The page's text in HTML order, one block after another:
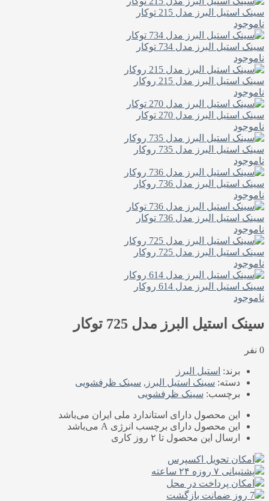
سینک استیل البرز مدل 215 توکار
ناموجود
سینک استیل البرز مدل 734 توکار
ناموجود
سینک استیل البرز مدل 215 روکار
ناموجود
سینک استیل البرز مدل 270 توکار
ناموجود
سینک استیل البرز مدل 735 روکار
ناموجود
سینک استیل البرز مدل 736 روکار
ناموجود
سینک استیل البرز مدل 736 توکار
ناموجود
سینک استیل البرز مدل 725 روکار
ناموجود
سینک استیل البرز مدل 614 روکار
ناموجود
سینک استیل البرز مدل 725 توکار
0 نفر
برند: استیل البرز
دسته: سینک استیل البرز , سینک ظرفشویی
برچسب: سینک ظرفشویی
این محصول دارای استاندارد ملی‌ ایران می‌باشد
این محصول دارای برچسب انرژی A می‌باشد
ارسال این محصول تا ۲ روز کاری
امکان تحویل اکسپرس
پشتیبانی ۷ روزه ۲۴ ساعته
امکان پرداخت در محل
7 روز ضمانت بازگشت